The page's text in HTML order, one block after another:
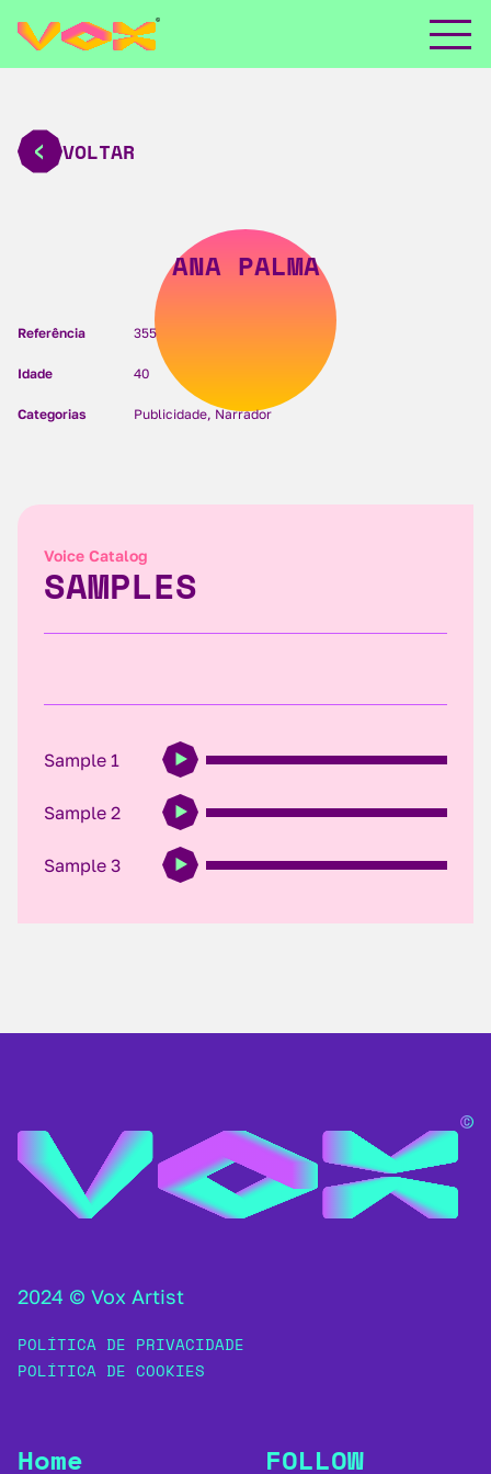
VOLTAR
ANA PALMA
Referência 355
Idade 40
Categorias Publicidade, Narrador
Voice Catalog
SAMPLES
Sample 1
Sample 2
Sample 3
2024 © Vox Artist
POLÍTICA DE PRIVACIDADE
POLÍTICA DE COOKIES
Home FOLLOW